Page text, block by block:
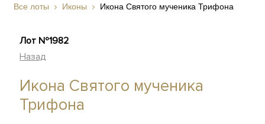
Все лоты Иконы Икона Святого мученика Трифона
Лот №1982
Назад
Икона Святого мученика
Трифона